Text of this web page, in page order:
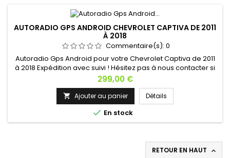
AUTORADIO GPS ANDROID CHEVROLET CAPTIVA DE 2011
À 2018
Commentaire(s): 0
Autoradio Gps Android pour votre Chevrolet Captiva de 2011
à 2018 Expédition avec suivi ! Hésitez pas à nous contacter si
vous avez une question !
Prix
299,00 €
 Ajouter au panier Détails
 En stock
RETOUR EN HAUT 